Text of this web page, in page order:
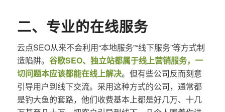
二、专业的在线服务
云点SEO从来不会利用“本地服务”“线下服务”等方式制
造陷阱。 谷歌SEO、独立站都属于线上营销服务，一
切问题本应该都能在线上解决。但有些公司反而刻意
引导用户到线下交流。采用这种方式的公司，通常都
是钓大鱼的套路，他们收费基本上都是好几万、十几